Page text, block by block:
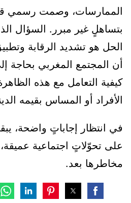
الممارسات، وصمت رسمي قد
بتساهلٍ غير مبرر. السؤال
الحل هو تشديد الرقابة
أن المجتمع المغربي بحاجة
كيفية التعامل مع هذه
الأفراد أو المساس بقيمه
في انتظار إجاباتٍ واضحة،
على تحوّلاتٍ اجتماعية
مخاطرها بعد.